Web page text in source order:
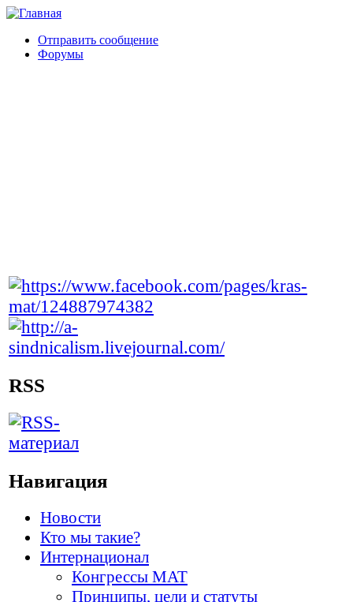
Отправить сообщение
Форумы
RSS
Навигация
Новости
Кто мы такие?
Интернационал
Конгрессы МАТ
Принципы, цели и статуты